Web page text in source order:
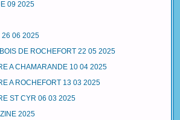
09 2025
26 06 2025
DE ROCHEFORT 22 05 2025
A CHAMARANDE 10 04 2025
A ROCHEFORT 13 03 2025
ST CYR 06 03 2025
2025